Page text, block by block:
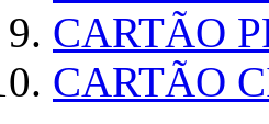
CARTÃO
CARTÃO